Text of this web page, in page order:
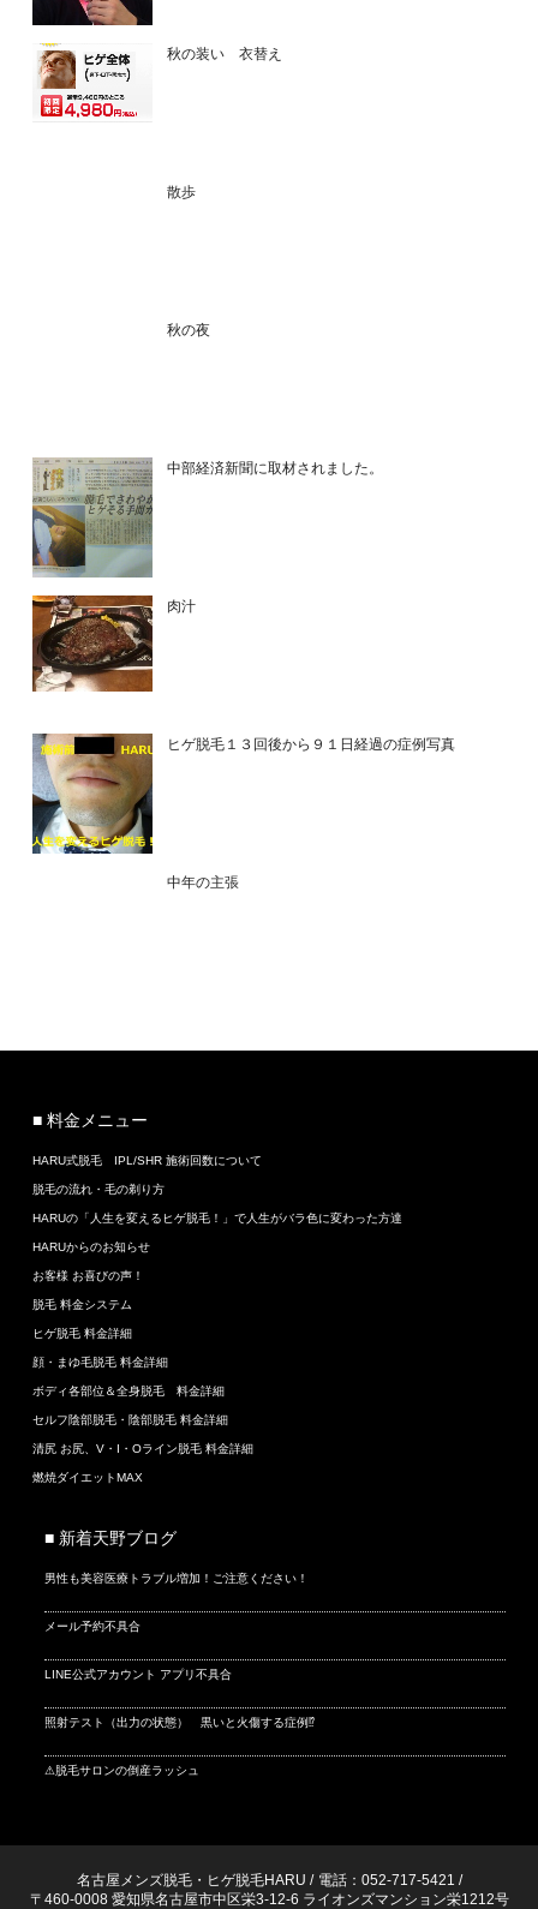
秋の装い 衣替え
散歩
秋の夜
中部経済新聞に取材されました。
肉汁
ヒゲ脱毛１３回後から９１日経過の症例写真
中年の主張
■ 料金メニュー
HARU式脱毛 IPL/SHR 施術回数について
脱毛の流れ・毛の剃り方
HARUの「人生を変えるヒゲ脱毛！」で人生がバラ色に変わった方達
HARUからのお知らせ
お客様 お喜びの声！
脱毛 料金システム
ヒゲ脱毛 料金詳細
顔・まゆ毛脱毛 料金詳細
ボディ各部位＆全身脱毛 料金詳細
セルフ陰部脱毛・陰部脱毛 料金詳細
清尻 お尻、V・I・Oライン脱毛 料金詳細
燃焼ダイエットMAX
■ 新着天野ブログ
男性も美容医療トラブル増加！ご注意ください！
メール予約不具合
LINE公式アカウント アプリ不具合
照射テスト（出力の状態） 黒いと火傷する症例⁉
⚠脱毛サロンの倒産ラッシュ
名古屋メンズ脱毛・ヒゲ脱毛HARU / 電話：052-717-5421 /
〒460-0008 愛知県名古屋市中区栄3-12-6 ライオンズマンション栄1212号